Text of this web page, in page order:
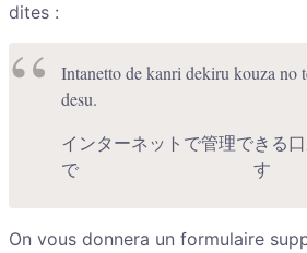
dites :
Intanetto de kanri dekiru kouza no
desu.
インターネットで管理できる
で
On vous donnera un formulaire